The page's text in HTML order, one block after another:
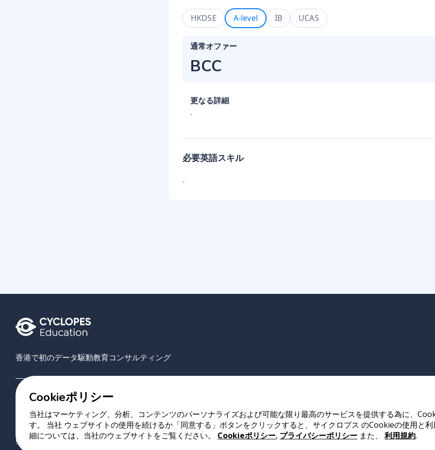
HKDSE A-level IB UCAS
通常オファー
BCC
更なる詳細
-
必要英語スキル
-
香港で初のデータ駆動教育コンサルティング
Grove大学AIマッチング 当社について
Copyright 2023 Cyclopes® • v0.31.0
Suite 2807, 28/F, Tower 2, Times Square, 1 Matheson Street, Causeway Bay, Hong Kong
Cookieポリシー
当社はマーケティング、分析、コンテンツのパーソナライズおよび可能な限り最高のサービスを提供する為に、
す。 当社 ウェブサイトの使用を続けるか「同意する」ボタンをクリックすると、サイクロプス のCookieの使用と
細については、当社のウェブサイトをご覧ください。
Cookieポリシー, プライバシーポリシー また、 利用規約.